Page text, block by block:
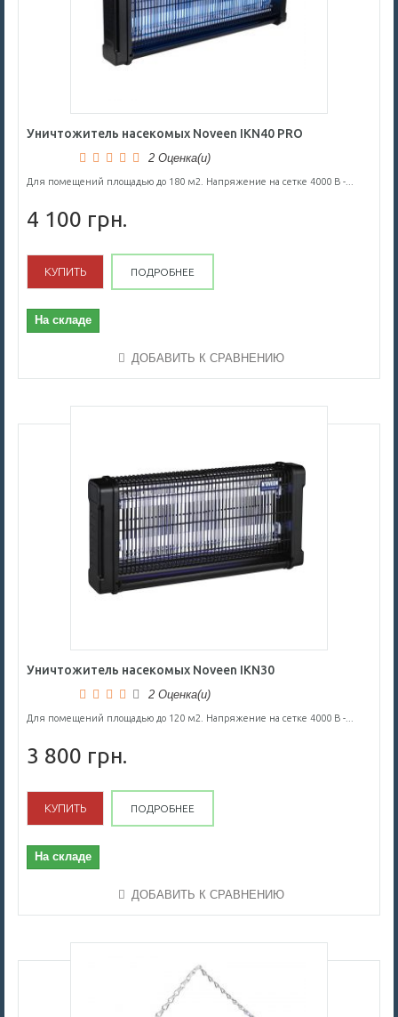
Уничтожитель насекомых Noveen IKN40 PRO
2 Оценка(и)
Для помещений площадью до 180 м2. Напряжение на сетке 4000 В -...
4 100 грн.
КУПИТЬ ПОДРОБНЕЕ
На складе
ДОБАВИТЬ К СРАВНЕНИЮ
Уничтожитель насекомых Noveen IKN30
2 Оценка(и)
Для помещений площадью до 120 м2. Напряжение на сетке 4000 В -...
3 800 грн.
КУПИТЬ ПОДРОБНЕЕ
На складе
ДОБАВИТЬ К СРАВНЕНИЮ